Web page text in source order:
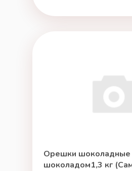
Орешки шоколадные
шоколадом1,3 кг